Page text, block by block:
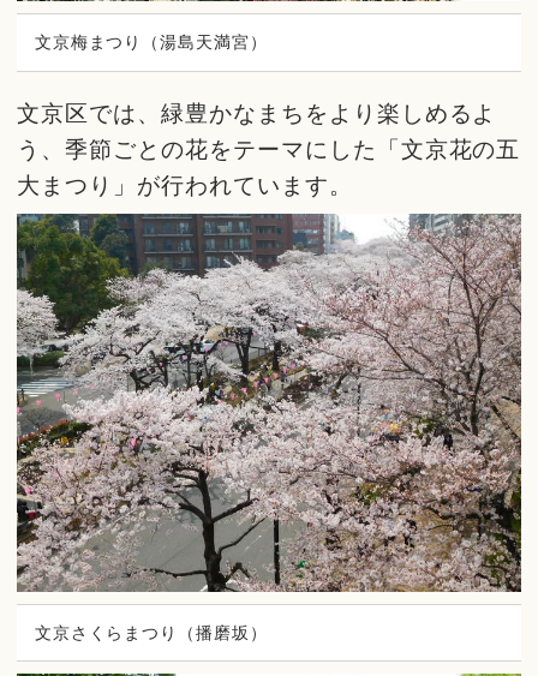
文京梅まつり（湯島天満宮）
文京区では、緑豊かなまちをより楽しめるよ
う、季節ごとの花をテーマにした「文京花の五
大まつり」が行われています。
文京さくらまつり（播磨坂）